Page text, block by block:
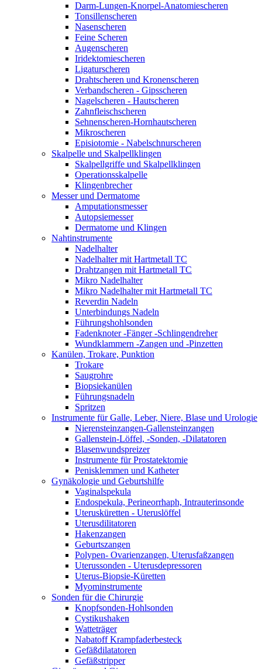
Darm-Lungen-Knorpel-Anatomiescheren
Tonsillenscheren
Nasenscheren
Feine Scheren
Augenscheren
Iridektomiescheren
Ligaturscheren
Drahtscheren und Kronenscheren
Verbandscheren - Gipsscheren
Nagelscheren - Hautscheren
Zahnfleischscheren
Sehnenscheren-Hornhautscheren
Mikroscheren
Episiotomie - Nabelschnurscheren
Skalpelle und Skalpellklingen
Skalpellgriffe und Skalpellklingen
Operationsskalpelle
Klingenbrecher
Messer und Dermatome
Amputationsmesser
Autopsiemesser
Dermatome und Klingen
Nahtinstrumente
Nadelhalter
Nadelhalter mit Hartmetall TC
Drahtzangen mit Hartmetall TC
Mikro Nadelhalter
Mikro Nadelhalter mit Hartmetall TC
Reverdin Nadeln
Unterbindungs Nadeln
Führungshohlsonden
Fadenknoter -Fänger -Schlingendreher
Wundklammern -Zangen und -Pinzetten
Kanülen, Trokare, Punktion
Trokare
Saugrohre
Biopsiekanülen
Führungsnadeln
Spritzen
Instrumente für Galle, Leber, Niere, Blase und Urologie
Nierensteinzangen-Gallensteinzangen
Gallenstein-Löffel, -Sonden, -Dilatatoren
Blasenwundspreizer
Instrumente für Prostatektomie
Penisklemmen und Katheter
Gynäkologie und Geburtshilfe
Vaginalspekula
Endospekula, Perineorrhaph, Intrauterinsonde
Uterusküretten - Uteruslöffel
Uterusdilitatoren
Hakenzangen
Geburtszangen
Polypen- Ovarienzangen, Uterusfaßzangen
Uterussonden - Uterusdepressoren
Uterus-Biopsie-Küretten
Myominstrumente
Sonden für die Chirurgie
Knopfsonden-Hohlsonden
Cystikushaken
Watteträger
Nabatoff Krampfaderbesteck
Gefäßdilatatoren
Gefäßstripper